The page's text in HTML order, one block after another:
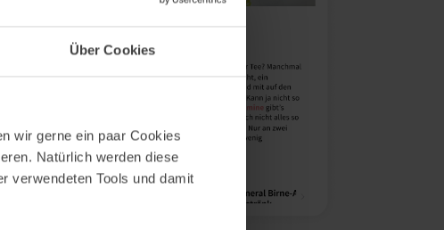
Über Cookies
wir gerne ein paar Cookies
Natürlich werden diese
verwendeten Tools und damit